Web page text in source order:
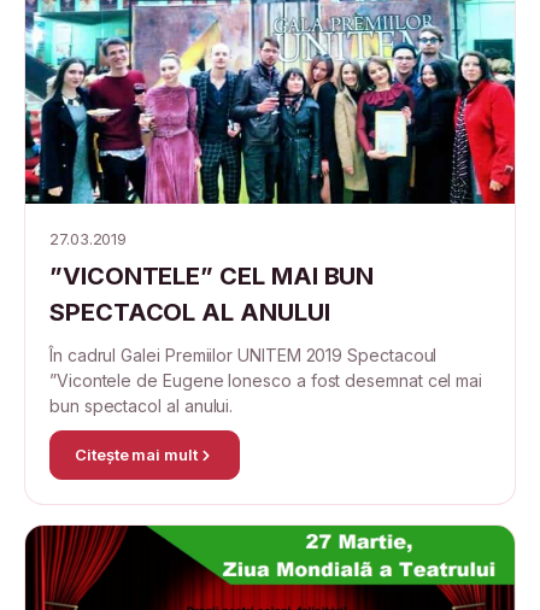
27.03.2019
”VICONTELE” CEL MAI BUN
SPECTACOL AL ANULUI
În cadrul Galei Premiilor UNITEM 2019 Spectacoul
”Vicontele de Eugene Ionesco a fost desemnat cel mai
bun spectacol al anului.
Citește mai mult